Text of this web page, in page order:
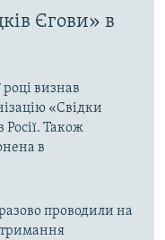
Єгови» в
визнав
«Свідки
Росії. Також
в
проводили на